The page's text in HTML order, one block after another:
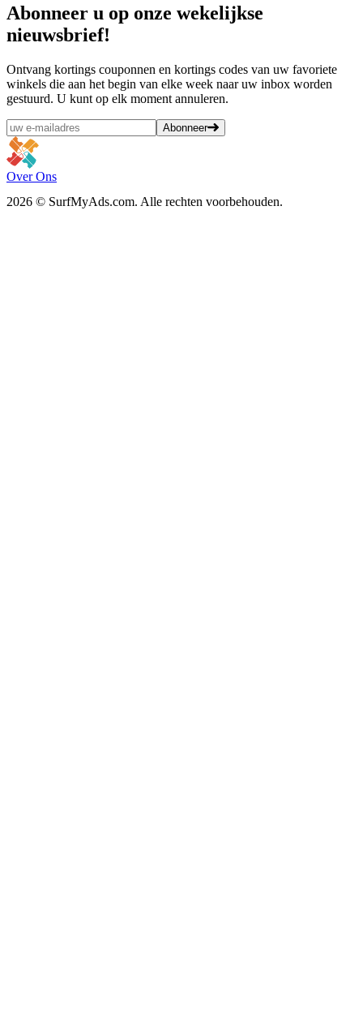
Abonneer u op onze wekelijkse
nieuwsbrief!
Ontvang kortings couponnen en kortings codes van uw favoriete
winkels die aan het begin van elke week naar uw inbox worden
gestuurd. U kunt op elk moment annuleren.
Abonneer
Over Ons
2026 © SurfMyAds.com. Alle rechten voorbehouden.